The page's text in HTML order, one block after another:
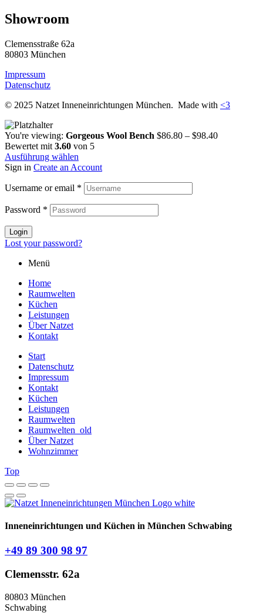
Showroom
Clemensstraße 62a
80803 München
Impressum
Datenschutz
© 2025 Natzet Inneneinrichtungen München. Made with <3
You're viewing: Gorgeous Wool Bench $86.80 – $98.40
Bewertet mit 3.60 von 5
Ausführung wählen
Sign in Create an Account
Username or email *
Password *
Login
Lost your password?
Menü
Home
Raumwelten
Küchen
Leistungen
Über Natzet
Kontakt
Start
Datenschutz
Impressum
Kontakt
Küchen
Leistungen
Raumwelten
Raumwelten_old
Über Natzet
Wohnzimmer
Top
Inneneinrichtungen und Küchen in München Schwabing
+49 89 300 98 97
Clemensstr. 62a
80803 München
Schwabing